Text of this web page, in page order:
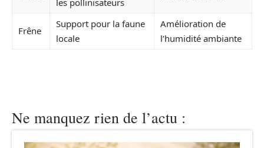
les pollinisateurs
Frêne
Support pour la faune
locale
Amélioration de
l’humidité ambiante
Ne manquez rien de l’actu :